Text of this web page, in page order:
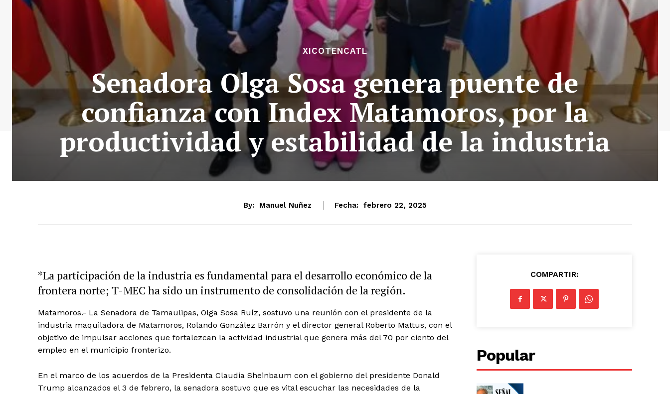
XICOTENCATL
Senadora Olga Sosa genera puente de
confianza con Index Matamoros, por la
productividad y estabilidad de la industria
By: Manuel Nuñez Fecha: febrero 22, 2025
*La participación de la industria es fundamental para el desarrollo económico de la
frontera norte; T-MEC ha sido un instrumento de consolidación de la región.
Matamoros.- La Senadora de Tamaulipas, Olga Sosa Ruíz, sostuvo una reunión con el presidente de la
industria maquiladora de Matamoros, Rolando González Barrón y el director general Roberto Mattus, con el
objetivo de impulsar acciones que fortalezcan la actividad industrial que genera más del 70 por ciento del
empleo en el municipio fronterizo.
En el marco de los acuerdos de la Presidenta Claudia Sheinbaum con el gobierno del presidente Donald
Trump alcanzados el 3 de febrero, la senadora sostuvo que es vital escuchar las necesidades de la
COMPARTIR:
Popular